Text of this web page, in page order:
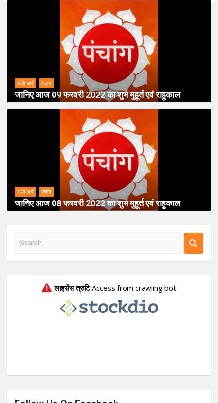
अभी अभी पंचांग
जानिए आज 09 फरवरी 2022 का शुभ मुहूर्त एवं राहुकाल
अभी अभी पंचांग
जानिए आज 08 फरवरी 2022 का शुभ मुहूर्त एवं राहुकाल
a